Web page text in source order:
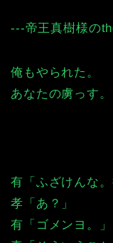
---帝王真樹様の
俺もやられた。
あなたの虜っす。
有「ふざけんな
孝「あ？」
有「ゴメンヨ。」